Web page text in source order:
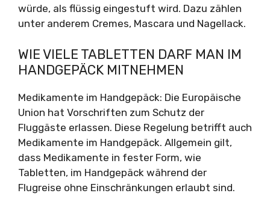
würde, als flüssig eingestuft wird. Dazu zählen
unter anderem Cremes, Mascara und Nagellack.
WIE VIELE TABLETTEN DARF MAN IM
HANDGEPÄCK MITNEHMEN
Medikamente im Handgepäck: Die Europäische
Union hat Vorschriften zum Schutz der
Fluggäste erlassen. Diese Regelung betrifft auch
Medikamente im Handgepäck. Allgemein gilt,
dass Medikamente in fester Form, wie
Tabletten, im Handgepäck während der
Flugreise ohne Einschränkungen erlaubt sind.